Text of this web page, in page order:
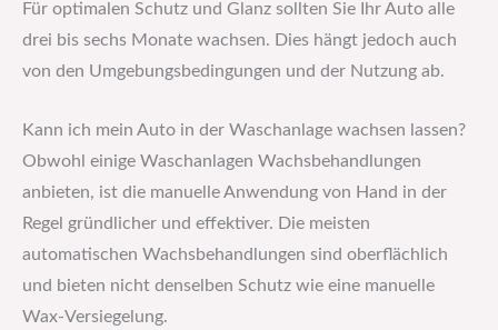
Für optimalen Schutz und Glanz sollten Sie Ihr Auto alle
drei bis sechs Monate wachsen. Dies hängt jedoch auch
von den Umgebungsbedingungen und der Nutzung ab.
Kann ich mein Auto in der Waschanlage wachsen lassen?
Obwohl einige Waschanlagen Wachsbehandlungen
anbieten, ist die manuelle Anwendung von Hand in der
Regel gründlicher und effektiver. Die meisten
automatischen Wachsbehandlungen sind oberflächlich
und bieten nicht denselben Schutz wie eine manuelle
Wax-Versiegelung.